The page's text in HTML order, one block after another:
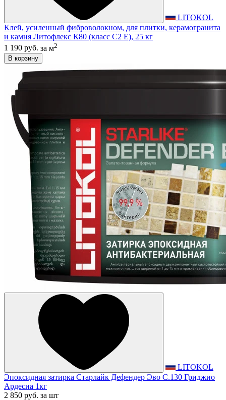
LITOKOL
Клей, усиленный фиброволокном, для плитки, керамогранита
и камня Литофлекс К80 (класс С2 E), 25 кг
1 190 руб. за м2
В корзину
LITOKOL
Эпоксидная затирка Старлайк Дефендер Эво С.130 Гриджио
Ардесиа 1кг
2 850 руб. за шт